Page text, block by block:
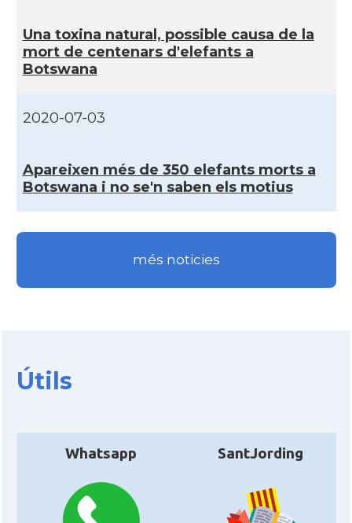
Una toxina natural, possible causa de la
mort de centenars d'elefants a
Botswana
2020-07-03
Apareixen més de 350 elefants morts a
Botswana i no se'n saben els motius
més noticies
Útils
Whatsapp SantJording